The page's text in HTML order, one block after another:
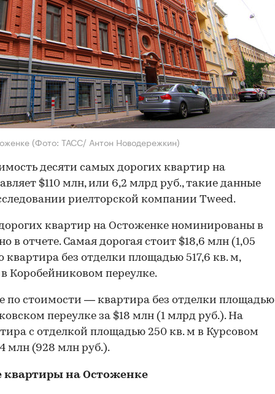
(Фото: ТАСС/ Антон Новодережкин)
десяти самых дорогих квартир на
$110 млн, или 6,2 млрд руб., такие данные
риелторской компании Tweed.
квартир на Остоженке номинированы в
в отчете. Самая дорогая стоит $18,6 млн (1,05
без отделки площадью 517,6 кв. м,
Коробейниковом переулке.
по стоимости — квартира без отделки площадью
переулке за $18 млн (1 млрд руб.). На
с отделкой площадью 250 кв. м в Курсовом
млн (928 млн руб.).
квартиры на Остоженке